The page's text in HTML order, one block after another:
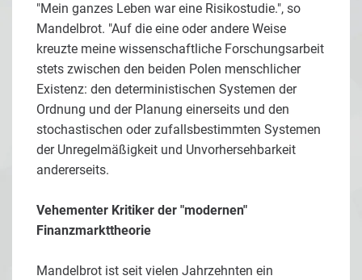
"Mein ganzes Leben war eine Risikostudie.", so
Mandelbrot. "Auf die eine oder andere Weise
kreuzte meine wissenschaftliche Forschungsarbeit
stets zwischen den beiden Polen menschlicher
Existenz: den deterministischen Systemen der
Ordnung und der Planung einerseits und den
stochastischen oder zufallsbestimmten Systemen
der Unregelmäßigkeit und Unvorhersehbarkeit
andererseits.
Vehementer Kritiker der "modernen"
Finanzmarkttheorie
Mandelbrot ist seit vielen Jahrzehnten ein